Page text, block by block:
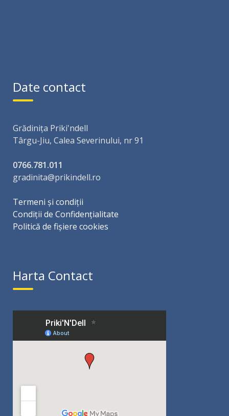
Date contact
Grădinița Priki'ndell
Târgu-Jiu, Calea Severinului, nr 91
0766.781.011
gradinita@prikindell.ro
Termeni și condiții
Condiții de Confidențialitate
Politică de fișiere cookies
Harta Contact